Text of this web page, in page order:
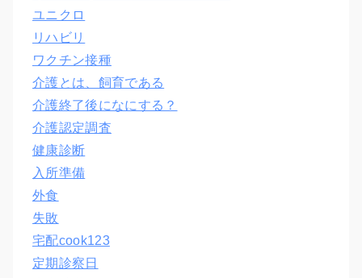
ユニクロ
リハビリ
ワクチン接種
介護とは、飼育である
介護終了後になにする？
介護認定調査
健康診断
入所準備
外食
失敗
宅配cook123
定期診察日